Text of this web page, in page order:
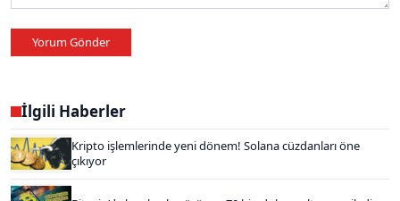
Yorum Gönder
İlgili Haberler
Kripto işlemlerinde yeni dönem! Solana cüzdanları öne
çıkıyor